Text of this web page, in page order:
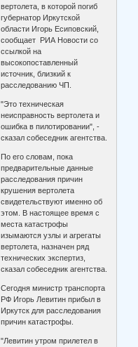
вертолета, в которой погиб
губернатор Иркутской
области Игорь Есиповский,
сообщает РИА Новости со
ссылкой на
высокопоставленный
источник, близкий к
расследованию ЧП.
"Это техническая
неисправность вертолета и
ошибка в пилотировании", -
сказал собеседник агентства.
По его словам, пока
предварительные данные
расследования причин
крушения вертолета
свидетельствуют именно об
этом. В настоящее время с
места катастрофы
изымаются узлы и агрегаты
вертолета, назначен ряд
технических экспертиз,
сказал собеседник агентства.
Сегодня министр транспорта
РФ Игорь Левитин прибыл в
Иркутск для расследования
причин катастрофы.
"Левитин утром прилетел в